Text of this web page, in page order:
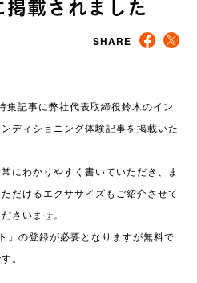
載されました
SHARE
集記事に弊社代表取締役鈴木のイン
ディショニング体験記事を掲載いた
にわかりやすく書いていただき、ま
だけるエクササイズもご紹介させて
さいませ。
」の登録が必要となりますが無料で
。